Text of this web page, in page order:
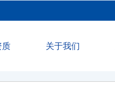
质 关于我们